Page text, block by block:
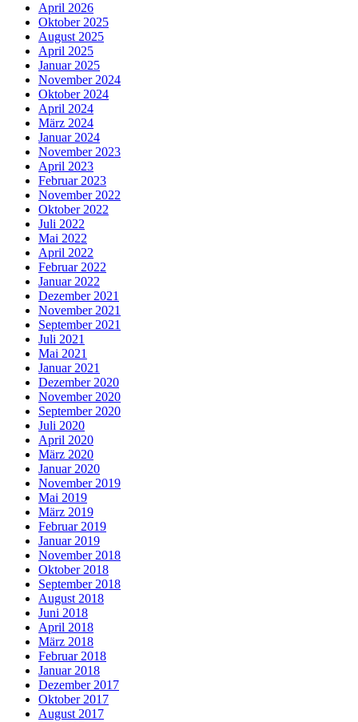
April 2026
Oktober 2025
August 2025
April 2025
Januar 2025
November 2024
Oktober 2024
April 2024
März 2024
Januar 2024
November 2023
April 2023
Februar 2023
November 2022
Oktober 2022
Juli 2022
Mai 2022
April 2022
Februar 2022
Januar 2022
Dezember 2021
November 2021
September 2021
Juli 2021
Mai 2021
Januar 2021
Dezember 2020
November 2020
September 2020
Juli 2020
April 2020
März 2020
Januar 2020
November 2019
Mai 2019
März 2019
Februar 2019
Januar 2019
November 2018
Oktober 2018
September 2018
August 2018
Juni 2018
April 2018
März 2018
Februar 2018
Januar 2018
Dezember 2017
Oktober 2017
August 2017